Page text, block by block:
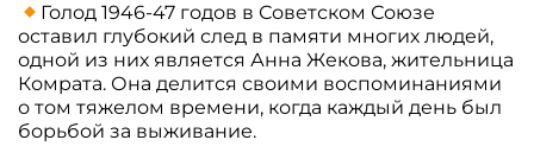
Голод 1946-47 годов в Советском Союзе
оставил глубокий след в памяти многих людей,
одной из них является Анна Жекова, жительница
Комрата. Она делится своими воспоминаниями
о том тяжелом времени, когда каждый день был
борьбой за выживание.